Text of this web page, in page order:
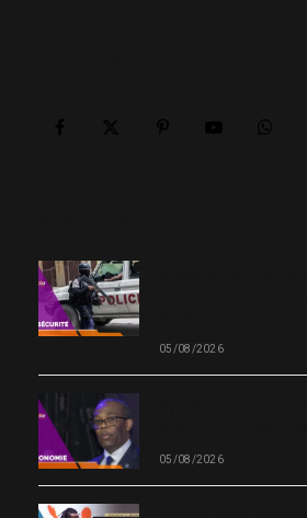
05/08/2026
05/08/2026